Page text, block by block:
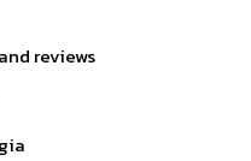
reviews